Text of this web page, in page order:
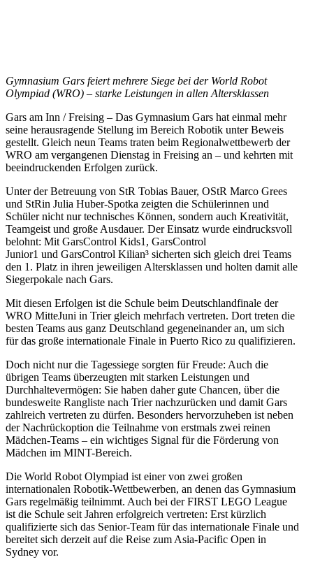
Gymnasium Gars feiert mehrere Siege bei der World Robot
Olympiad (WRO) – starke Leistungen in allen Altersklassen
Gars am Inn / Freising – Das Gymnasium Gars hat einmal mehr
seine herausragende Stellung im Bereich Robotik unter Beweis
gestellt. Gleich neun Teams traten beim Regionalwettbewerb der
WRO am vergangenen Dienstag in Freising an – und kehrten mit
beeindruckenden Erfolgen zurück.
Unter der Betreuung von StR Tobias Bauer, OStR Marco Grees
und StRin Julia Huber-Spotka zeigten die Schülerinnen und
Schüler nicht nur technisches Können, sondern auch Kreativität,
Teamgeist und große Ausdauer. Der Einsatz wurde eindrucksvoll
belohnt: Mit GarsControl Kids1, GarsControl
Junior1 und GarsControl Kilian³ sicherten sich gleich drei Teams
den 1. Platz in ihren jeweiligen Altersklassen und holten damit alle
Siegerpokale nach Gars.
Mit diesen Erfolgen ist die Schule beim Deutschlandfinale der
WRO MitteJuni in Trier gleich mehrfach vertreten. Dort treten die
besten Teams aus ganz Deutschland gegeneinander an, um sich
für das große internationale Finale in Puerto Rico zu qualifizieren.
Doch nicht nur die Tagessiege sorgten für Freude: Auch die
übrigen Teams überzeugten mit starken Leistungen und
Durchhaltevermögen: Sie haben daher gute Chancen, über die
bundesweite Rangliste nach Trier nachzurücken und damit Gars
zahlreich vertreten zu dürfen. Besonders hervorzuheben ist neben
der Nachrückoption die Teilnahme von erstmals zwei reinen
Mädchen-Teams – ein wichtiges Signal für die Förderung von
Mädchen im MINT-Bereich.
Die World Robot Olympiad ist einer von zwei großen
internationalen Robotik-Wettbewerben, an denen das Gymnasium
Gars regelmäßig teilnimmt. Auch bei der FIRST LEGO League
ist die Schule seit Jahren erfolgreich vertreten: Erst kürzlich
qualifizierte sich das Senior-Team für das internationale Finale und
bereitet sich derzeit auf die Reise zum Asia-Pacific Open in
Sydney vor.